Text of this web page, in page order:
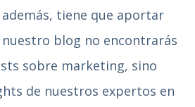
tiene que aportar
nuestro blog no encontrarás
sobre marketing, sino
de nuestros expertos en